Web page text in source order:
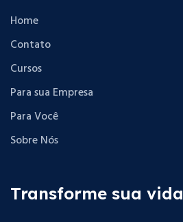
Home
Contato
Cursos
Para sua Empresa
Para Você
Sobre Nós
Transforme sua vida